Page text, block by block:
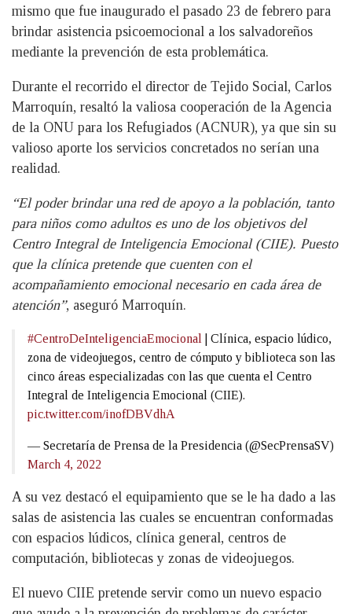
mismo que fue inaugurado el pasado 23 de febrero para
brindar asistencia psicoemocional a los salvadoreños
mediante la prevención de esta problemática.
Durante el recorrido el director de Tejido Social, Carlos
Marroquín, resaltó la valiosa cooperación de la Agencia
de la ONU para los Refugiados (ACNUR), ya que sin su
valioso aporte los servicios concretados no serían una
realidad.
“El poder brindar una red de apoyo a la población, tanto
para niños como adultos es uno de los objetivos del
Centro Integral de Inteligencia Emocional (CIIE). Puesto
que la clínica pretende que cuenten con el
acompañamiento emocional necesario en cada área de
atención”, aseguró Marroquín.
#CentroDeInteligenciaEmocional
| Clínica, espacio lúdico,
zona de videojuegos, centro de cómputo y biblioteca son las
cinco áreas especializadas con las que cuenta el Centro
Integral de Inteligencia Emocional (CIIE).
pic.twitter.com/inofDBVdhA
— Secretaría de Prensa de la Presidencia (@SecPrensaSV)
March 4, 2022
A su vez destacó el equipamiento que se le ha dado a las
salas de asistencia las cuales se encuentran conformadas
con espacios lúdicos, clínica general, centros de
computación, bibliotecas y zonas de videojuegos.
El nuevo CIIE pretende servir como un nuevo espacio